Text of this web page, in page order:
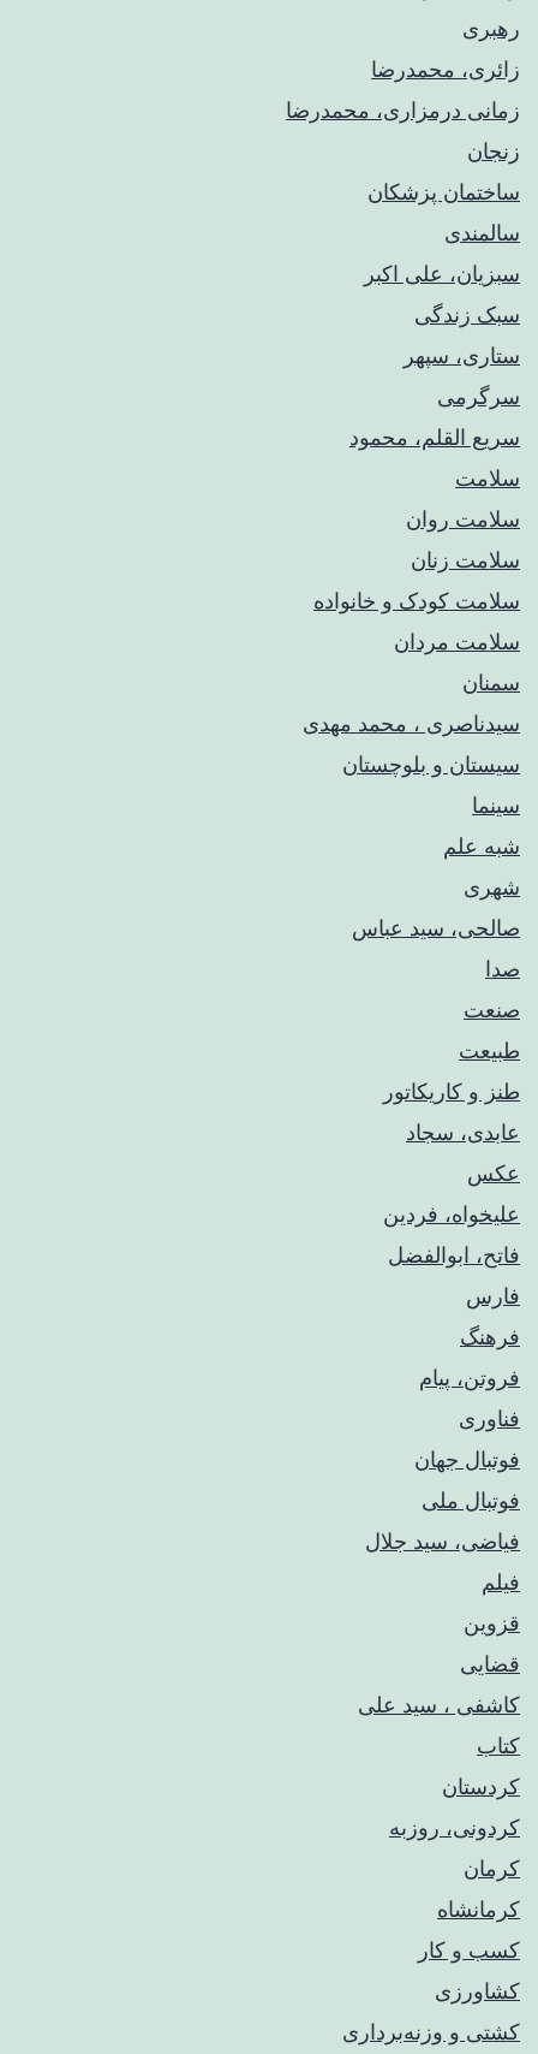
رهبری
زائری، محمدرضا
زمانی درمزاری، محمدرضا
زنجان
ساختمان پزشکان
سالمندی
سبزیان، علی اکبر
سبک زندگی
ستاری، سپهر
سرگرمی
سریع القلم، محمود
سلامت
سلامت روان
سلامت زنان
سلامت کودک‌ و خانواده
سلامت مردان
سمنان
سیدناصری ، محمد مهدی
سیستان و بلوچستان
سینما
شبه علم
شهری
صالحی، سید عباس
صدا
صنعت
طبیعت
طنز و کاریکاتور
عابدی، سجاد
عکس
علیخواه، فردین
فاتح، ابوالفضل
فارس
فرهنگ
فروتن، پیام
فناوری
فوتبال جهان
فوتبال ملی
فیاضی، سید جلال
فیلم
قزوین
قضایی
کاشفی ، سید علی
کتاب
کردستان
کردونی، روزبه
کرمان
کرمانشاه
کسب و کار
کشاورزی
کشتی و وزنه‌برداری